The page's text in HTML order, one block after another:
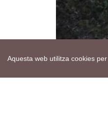
Aquesta web utilitza cookies